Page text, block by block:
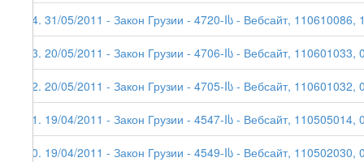
14. 31/05/2011 - Закон Грузии - 4720-Iს - Вебсайт, 110610086,
13. 20/05/2011 - Закон Грузии - 4706-Iს - Вебсайт, 110601033,
12. 20/05/2011 - Закон Грузии - 4705-Iს - Вебсайт, 110601032,
11. 19/04/2011 - Закон Грузии - 4547-Iს - Вебсайт, 110505014,
10. 19/04/2011 - Закон Грузии - 4549-Iს - Вебсайт, 110502030,